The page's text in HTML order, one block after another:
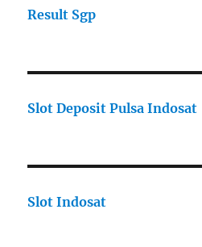
Result Sgp
Slot Deposit Pulsa Indosat
Slot Indosat